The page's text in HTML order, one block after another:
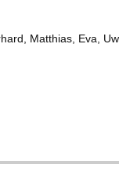
Matthias, Eva,